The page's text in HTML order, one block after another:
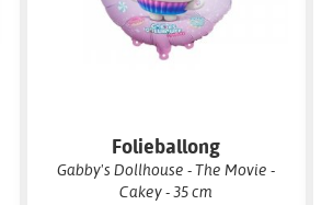
Folieballong
Gabby's Dollhouse - The Movie -
Cakey - 35 cm